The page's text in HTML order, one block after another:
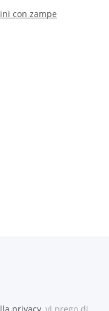
con zampe